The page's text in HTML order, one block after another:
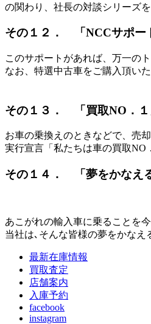
の関わり、社長の対談シリーズ
その１２． 「NCCサポー
このサポートがあれば、万一の
なお、特選中古車をご購入頂い
その１３． 「買取NO．１
お車の乗換えのときなどで、売
実行宣言「私たちは車の買取NO
その１４． 「夢をかなえ
あこがれの輸入車に乗ることを
当社は､そんな皆様の夢をかなえ
最新在庫情報
買取査定
店舗案内
入庫予約
facebook
instagram